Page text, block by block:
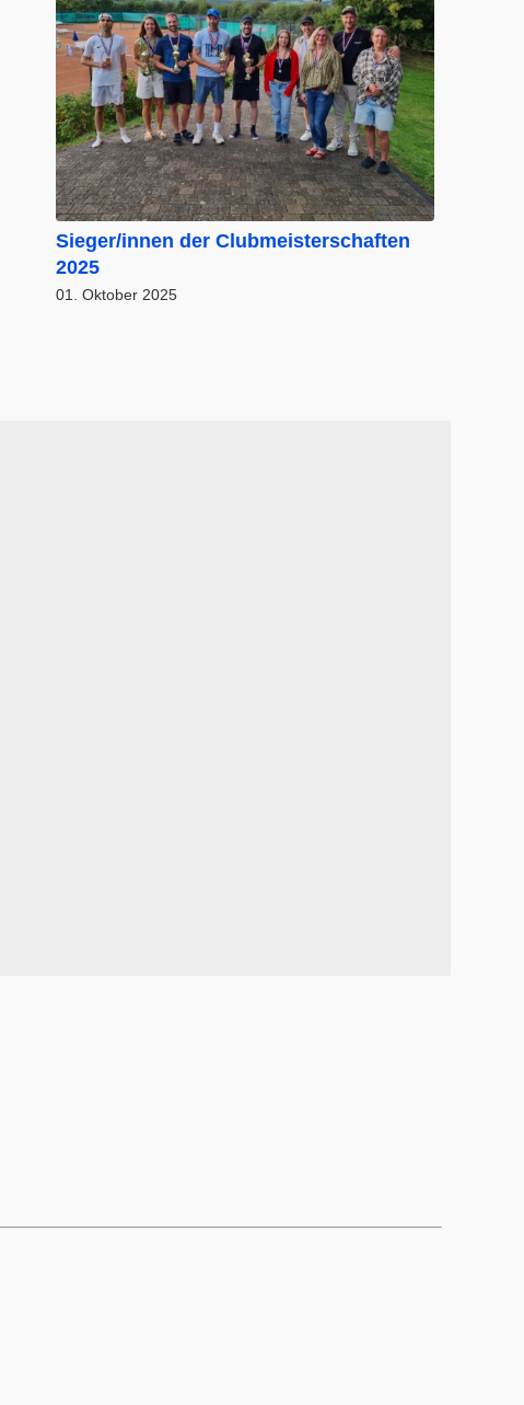
Sieger/innen der Clubmeisterschaften
2025
01. Oktober 2025